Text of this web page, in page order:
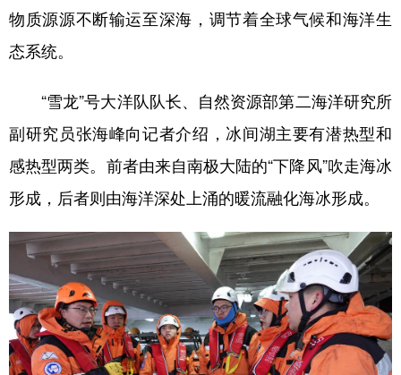
山东 河南 湖北 湖南
广东
四川 贵州 云南 西藏
陕西 甘肃 青海 宁夏
新疆 内蒙古 黑龙江
多语种频道
English Español Français عربى
Русский язык 日本語 한국어
Deutsch Português
物质源源不断输运至深海，调节着全球气候和海洋生
态系统。
“雪龙”号大洋队队长、自然资源部第二海洋研究所
副研究员张海峰向记者介绍，冰间湖主要有潜热型和
感热型两类。前者由来自南极大陆的“下降风”吹走海冰
形成，后者则由海洋深处上涌的暖流融化海冰形成。